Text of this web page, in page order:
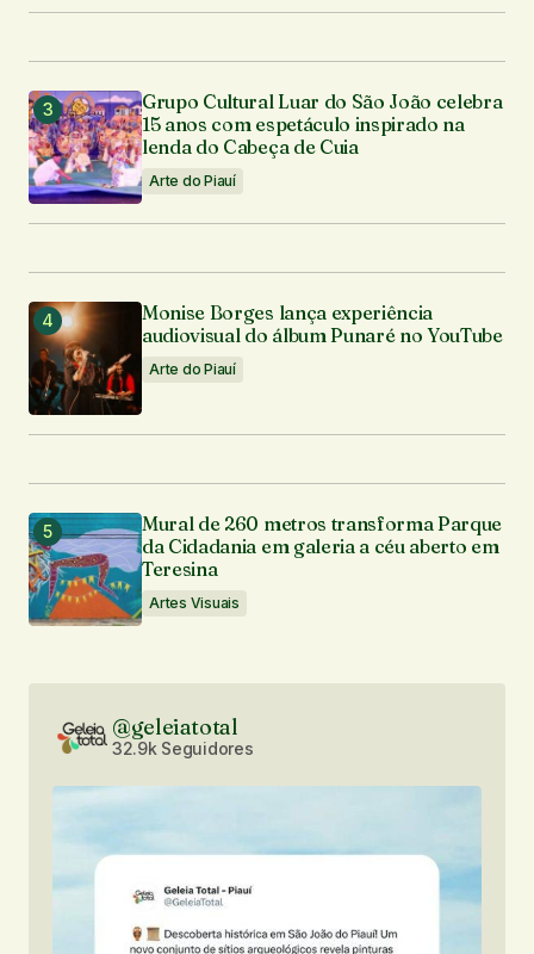
Enviar comentário
Grupo Cultural Luar do São João celebra
15 anos com espetáculo inspirado na
lenda do Cabeça de Cuia
Arte do Piauí
Monise Borges lança experiência
audiovisual do álbum Punaré no YouTube
Arte do Piauí
Mural de 260 metros transforma Parque
da Cidadania em galeria a céu aberto em
Teresina
Artes Visuais
@geleiatotal
32.9k Seguidores